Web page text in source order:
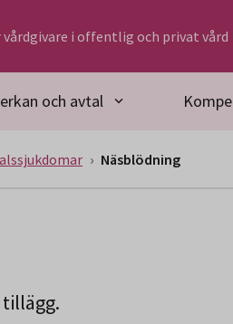
vårdgivare i offentlig och privat vård
och avtal
Näsblödning